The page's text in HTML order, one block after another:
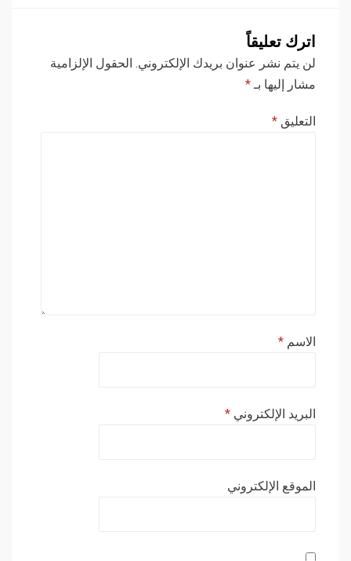
اترك تعليقاً
لن يتم نشر عنوان بريدك الإلكتروني. الحقول الإلزامية
مشار إليها بـ*
التعليق *
الاسم *
البريد الإلكتروني *
الموقع الإلكتروني